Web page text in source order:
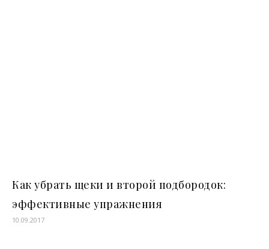
Как убрать щеки и второй подбородок:
эффективные упражнения
10.09.2017